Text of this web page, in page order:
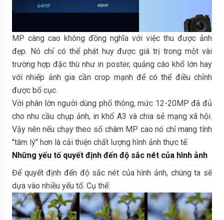
MP càng cao không đồng nghĩa với việc thu được ảnh
đẹp. Nó chỉ có thể phát huy được giá trị trong một vài
trường hợp đặc thù như in poster, quảng cáo khổ lớn hay
với nhiếp ảnh gia cần crop mạnh để có thể điều chỉnh
được bố cục.
Với phân lớn người dùng phổ thông, mức 12-20MP đã đủ
cho nhu cầu chụp ảnh, in khổ A3 và chia sẻ mạng xã hội.
Vậy nên nếu chạy theo số châm MP cao nó chỉ mang tính
"tâm lý" hơn là cải thiện chất lượng hình ảnh thực tế.
Những yếu tố quyết định đến độ sắc nét của hình ảnh
Để quyết định đến độ sắc nét của hình ảnh, chúng ta sẽ
dựa vào nhiều yếu tố. Cụ thể: